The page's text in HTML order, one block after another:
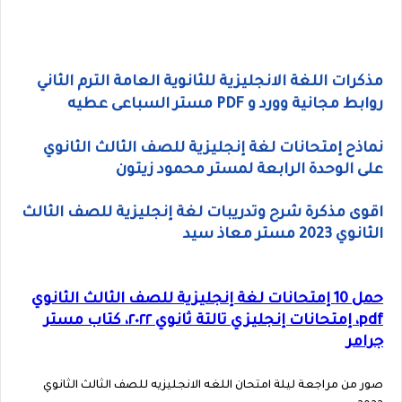
مذكرات اللغة الانجليزية للثانوية العامة الترم الثاني
روابط مجانية وورد و PDF مستر السباعى عطيه
نماذح إمتحانات لغة إنجليزية للصف الثالث الثانوي
على الوحدة الرابعة لمستر محمود زيتون
اقوى مذكرة شرح وتدريبات لغة إنجليزية للصف الثالث
الثانوي 2023 مستر معاذ سيد
حمل 10 إمتحانات لغة إنجليزية للصف الثالث الثانوي
pdf، إمتحانات إنجليزي تالتة ثانوي ٢٠٢٢، كتاب مستر
جرامر
صور من مراجعة ليلة امتحان اللغه الانجليزيه للصف الثالث الثانوي